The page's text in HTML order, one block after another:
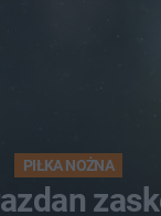
PIŁKA NOŻNA